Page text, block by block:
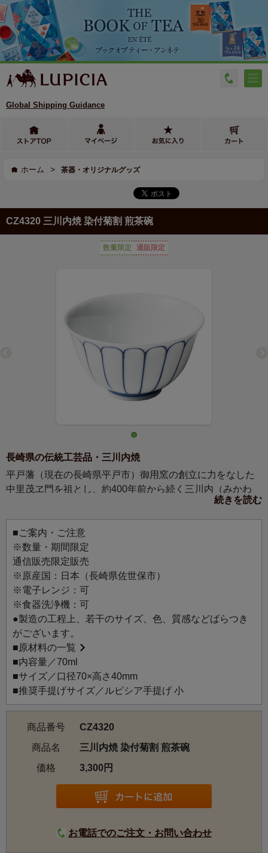
Global Shipping Guidance
ホーム > 茶器・オリジナルグッズ
CZ4320 三川内焼 染付菊割 煎茶碗
数量限定 通販限定
長崎県の伝統工芸品・三川内焼
平戸藩（現在の長崎県平戸市）御用窯の創立に力をなした
中里茂ヱ門を祖とし、約400年前から続く三川内（みかわ
ち）焼の窯元、嘉久正窯（かくしょうがま）で作られた茶
器です。
三川内焼は薄づくりで、口当たりが良いため、お茶を飲む
うつわに適しています。
縁起の良い文様は全て手描きで、丁寧に描かれています。
菊割は、不老長寿や無病息災などの吉祥的な意味を持つ縁
起の良い文様として知られています。シンプルな白磁に手
描きされた繊細なラインが映え、お茶の色を引き立てま
す。
おめでたい文様の器は、暮らしの中に潤いを与えます。
CZ4319 三川内焼 染付菊割 宝瓶とご一緒に、大切な方への
贈りものにもおすすめです。
続きを読む
■ご案内・ご注意
※数量・期間限定
通信販売限定販売
※原産国：日本（長崎県佐世保市）
※電子レンジ：可
※食器洗浄機：可
●製造の工程上、若干のサイズ、色、質感などばらつき
がございます。
■原材料の一覧
■内容量／70ml
■サイズ／口径70×高さ40mm
■推奨手提げサイズ／ルピシア手提げ 小
商品番号
CZ4320
商品名
三川内焼 染付菊割 煎茶碗
価格
3,300円
お電話でのご注文・お問い合わせ